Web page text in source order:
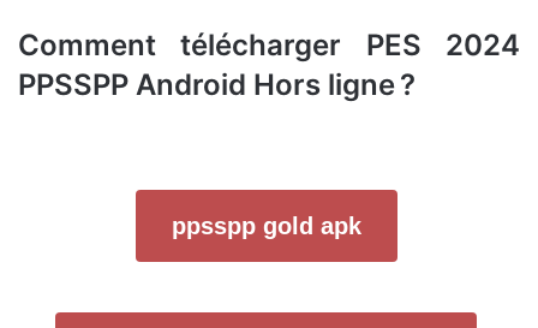
Comment télécharger PES 2024
PPSSPP Android Hors ligne ?
ppsspp gold apk